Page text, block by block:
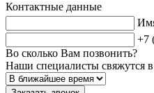
Контактные данные
+7
Во сколько Вам позвонить?
Наши специалисты свяжутся